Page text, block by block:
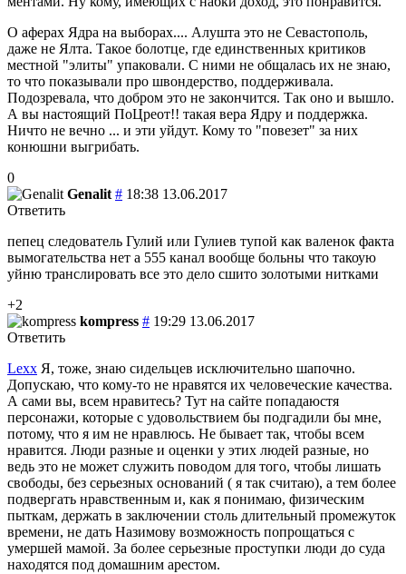
О аферах Ядра на выборах.... Алушта это не Севастополь,
даже не Ялта. Такое болотце, где единственных критиков
местной "элиты" упаковали. С ними не общалась их не знаю,
то что показывали про швондерство, поддерживала.
Подозревала, что добром это не закончится. Так оно и вышло.
А вы настоящий ПоЦреот!! такая вера Ядру и поддержка.
Ничто не вечно ... и эти уйдут. Кому то "повезет" за них
конюшни выгрибать.
0
Genalit # 18:38 13.06.2017
Ответить
пепец следователь Гулий или Гулиев тупой как валенок факта
вымогательства нет а 555 канал вообще больны что такоую
уйню транслировать все это дело сшито золотыми нитками
+2
kompress # 19:29 13.06.2017
Ответить
Lexx Я, тоже, знаю сидельцев исключительно шапочно.
Допускаю, что кому-то не нравятся их человеческие качества.
А сами вы, всем нравитесь? Тут на сайте попадаюстя
персонажи, которые с удовольствием бы подгадили бы мне,
потому, что я им не нравлюсь. Не бывает так, чтобы всем
нравится. Люди разные и оценки у этих людей разные, но
ведь это не может служить поводом для того, чтобы лишать
свободы, без серьезных оснований ( я так считаю), а тем более
подвергать нравственным и, как я понимаю, физическим
пыткам, держать в заключении столь длительный промежуток
времени, не дать Назимову возможность попрощаться с
умершей мамой. За более серьезные проступки люди до суда
находятся под домашним арестом.